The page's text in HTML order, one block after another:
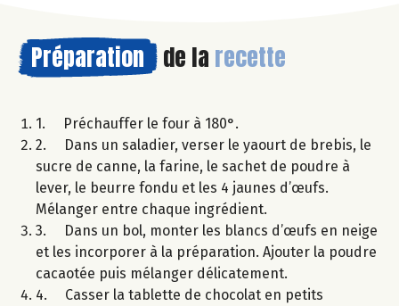
Préparation de la recette
1. Préchauffer le four à 180°.
2. Dans un saladier, verser le yaourt de brebis, le
sucre de canne, la farine, le sachet de poudre à
lever, le beurre fondu et les 4 jaunes d’œufs.
Mélanger entre chaque ingrédient.
3. Dans un bol, monter les blancs d’œufs en neige
et les incorporer à la préparation. Ajouter la poudre
cacaotée puis mélanger délicatement.
4. Casser la tablette de chocolat en petits